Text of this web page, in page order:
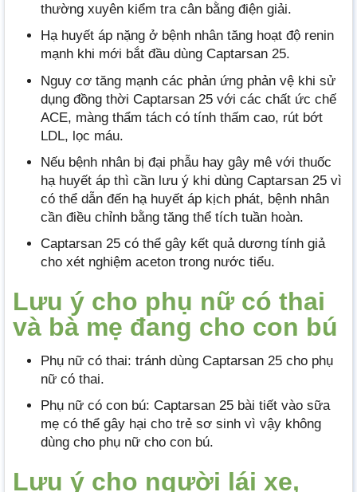
thường xuyên kiểm tra cân bằng điện giải.
Hạ huyết áp nặng ở bệnh nhân tăng hoạt độ renin
mạnh khi mới bắt đầu dùng Captarsan 25.
Nguy cơ tăng mạnh các phản ứng phản vệ khi sử
dụng đồng thời Captarsan 25 với các chất ức chế
ACE, màng thẩm tách có tính thấm cao, rút bớt
LDL, lọc máu.
Nếu bệnh nhân bị đại phẫu hay gây mê với thuốc
hạ huyết áp thì cần lưu ý khi dùng Captarsan 25 vì
có thể dẫn đến hạ huyết áp kịch phát, bệnh nhân
cần điều chỉnh bằng tăng thể tích tuần hoàn.
Captarsan 25 có thể gây kết quả dương tính giả
cho xét nghiệm aceton trong nước tiểu.
Lưu ý cho phụ nữ có thai
và bà mẹ đang cho con bú
Phụ nữ có thai: tránh dùng Captarsan 25 cho phụ
nữ có thai.
Phụ nữ có con bú: Captarsan 25 bài tiết vào sữa
mẹ có thể gây hại cho trẻ sơ sinh vì vậy không
dùng cho phụ nữ cho con bú.
Lưu ý cho người lái xe,